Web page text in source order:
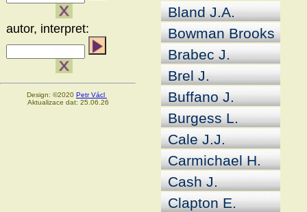
autor, interpret:
Design: ©2020 Petr Václ
Aktualizace dat: 25.06.26
Bland J.A.
Bowman Brooks
Brabec J.
Brel J.
Buffano J.
Burgess L.
Cale J.J.
Carmichael H.
Cash J.
Clapton E.